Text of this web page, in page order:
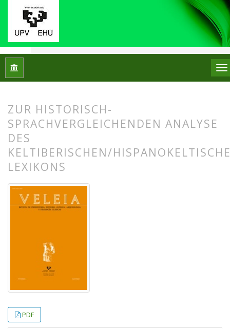
Inicio
ZUR HISTORISCH-
SPRACHVERGLEICHENDEN ANALYSE
DES
KELTIBERISCHEN/
LEXIKONS
PDF